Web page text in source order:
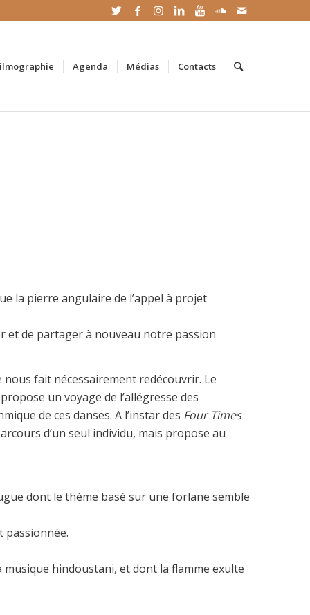
Agenda Médias Contacts
la pierre angulaire de l’appel à projet
et de partager à nouveau notre passion
fait nécessairement redécouvrir. Le
propose un voyage de l’allégresse des
de ces danses. A l’instar des Four Times
d’un seul individu, mais propose au
dont le thème basé sur une forlane semble
passionnée.
hindoustani, et dont la flamme exulte